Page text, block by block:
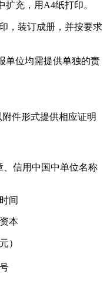
充，用A4纸打印。
，装订成册，并按要求
单位均需提供单独的责
件形式提供相应证明
、信用中国中单位名称
间
本
）